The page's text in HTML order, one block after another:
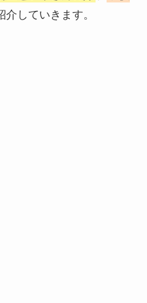
介していきます。